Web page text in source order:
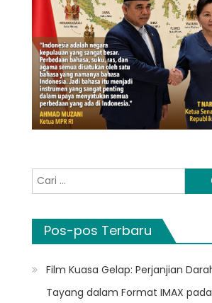
Cari
untuk:
Pos-pos Terbaru
Film Kuasa Gelap: Perjanjian
Tayang dalam Format IMAX